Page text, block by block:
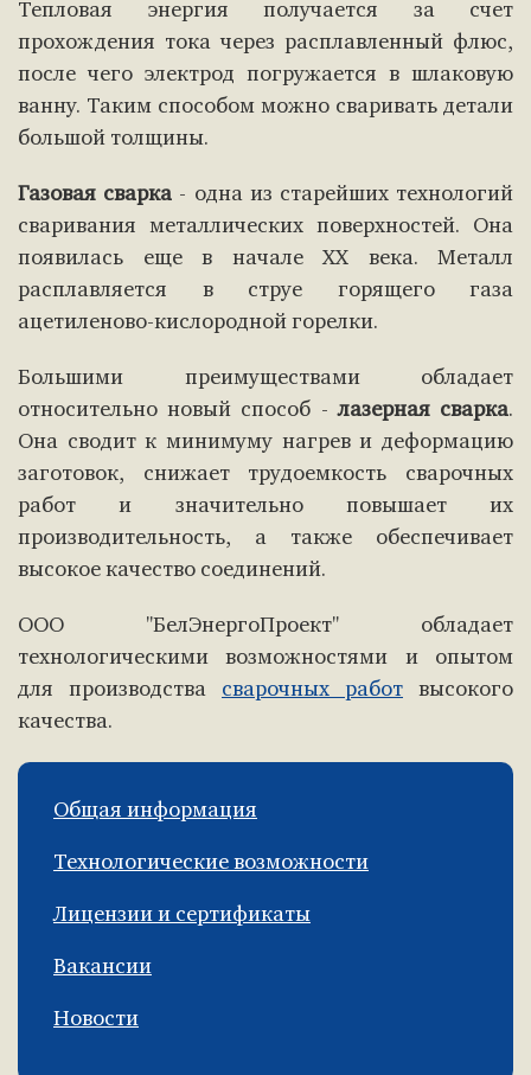
Тепловая энергия получается за счет
прохождения тока через расплавленный флюс,
после чего электрод погружается в шлаковую
ванну. Таким способом можно сваривать детали
большой толщины.
Газовая сварка - одна из старейших технологий
сваривания металлических поверхностей. Она
появилась еще в начале XX века. Металл
расплавляется в струе горящего газа
ацетиленово-кислородной горелки.
Большими преимуществами обладает
относительно новый способ -лазерная сварка.
Она сводит к минимуму нагрев и деформацию
заготовок, снижает трудоемкость сварочных
работ и значительно повышает их
производительность, а также обеспечивает
высокое качество соединений.
ООО "БелЭнергоПроект" обладает
технологическими возможностями и опытом
для производства сварочных работ высокого
качества.
Общая информация
Технологические возможности
Лицензии и сертификаты
Вакансии
Новости